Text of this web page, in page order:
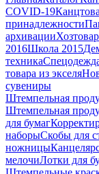
COVID-19
принадлежности
архивации
2016Школа 2015
техника
товара из экселя
сувениры
Штемпельная
Штемпельная
для бумаг
наборыСкобы для
ножницы
мелочиЛотки для